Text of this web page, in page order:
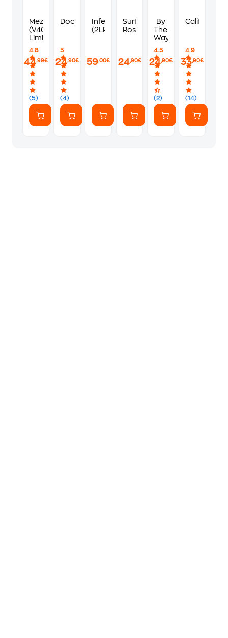
Mezzanine
(V40
LimitedEdt.)
4.8
(5)
44,99€
Doolittle
5
(4)
24,90€
Inferno
(2LP)
59,00€
Surfer
Rosa
24,90€
By
The
Way
4.5
(2)
24,90€
4.9
(14)
33,90€